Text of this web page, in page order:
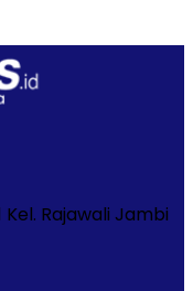
Kel. Rajawali Jambi